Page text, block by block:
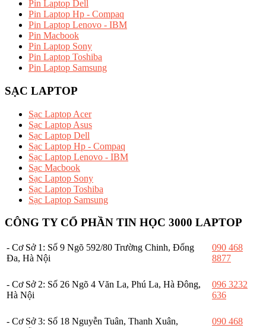
Pin Laptop Dell
Pin Laptop Hp - Compaq
Pin Laptop Lenovo - IBM
Pin Macbook
Pin Laptop Sony
Pin Laptop Toshiba
Pin Laptop Samsung
SẠC LAPTOP
Sạc Laptop Acer
Sạc Laptop Asus
Sạc Laptop Dell
Sạc Laptop Hp - Compaq
Sạc Laptop Lenovo - IBM
Sạc Macbook
Sạc Laptop Sony
Sạc Laptop Toshiba
Sạc Laptop Samsung
CÔNG TY CỔ PHẦN TIN HỌC 3000 LAPTOP
- Cơ Sở 1: Số 9 Ngõ 592/80 Trường Chinh, Đống
Đa, Hà Nội
090 468
8877
- Cơ Sở 2: Số 26 Ngõ 4 Văn La, Phú La, Hà Đông,
Hà Nội
096 3232
636
- Cơ Sở 3: Số 18 Nguyễn Tuân, Thanh Xuân,
090 468